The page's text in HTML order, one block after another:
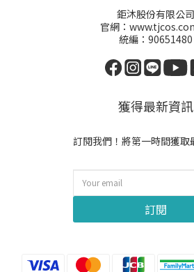
鉅沐股份有限公司
官網：
統編：90651480
獲得最新資訊
訂閱我們！將第一時間獲取
訂閱